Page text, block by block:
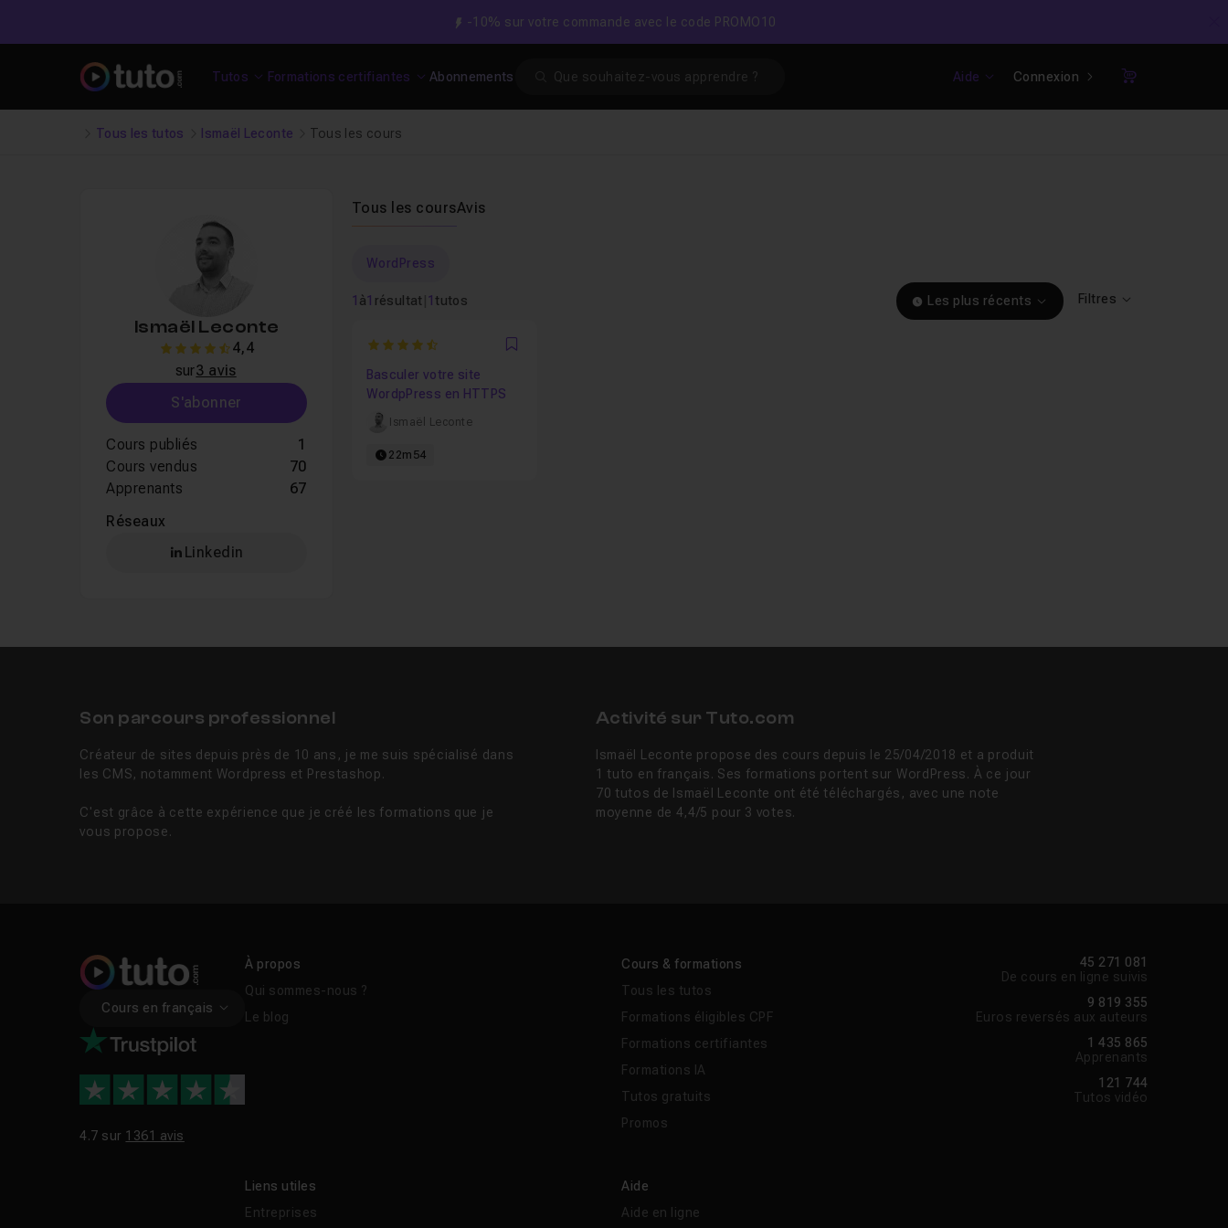
-10% sur votre commande avec le code PROMO10
Tutos Formations certifiantes Abonnements Aide Connexion
Panier
Tous les tutos Ismaël Leconte Tous les cours
Ismaël Leconte
4.4
4,4
sur3 avis
S'abonner
Cours publiés
1
Cours vendus
70
Apprenants
67
Réseaux
Linkedin
Tous les coursAvis
WordPress
1 à1 résultat 1 tutos Les plus récents Filtres
4.3333333333333 Favori
Basculer votre site
WordpPress en HTTPS
Ismaël Leconte
22m54
Son parcours professionnel
Créateur de sites depuis près de 10 ans, je me suis spécialisé dans
les CMS, notamment Wordpress et Prestashop.
C'est grâce à cette expérience que je créé les formations que je
vous propose.
Activité sur Tuto.com
Ismaël Leconte propose des cours depuis le 25/04/2018 et a produit
1 tuto en français. Ses formations portent sur WordPress. À ce jour
70 tutos de Ismaël Leconte ont été téléchargés, avec une note
moyenne de 4,4/5 pour 3 votes.
Cours en français
4.7 sur 1361 avis
À propos
Qui sommes-nous ?
Le blog
Cours & formations
Tous les tutos
Formations éligibles CPF
Formations certifiantes
Formations IA
Tutos gratuits
Promos
Liens utiles
Entreprises
Aide
Aide en ligne
45 271 081
De cours en ligne suivis
9 819 355
Euros reversés aux auteurs
1 435 865
Apprenants
121 744
Tutos vidéo